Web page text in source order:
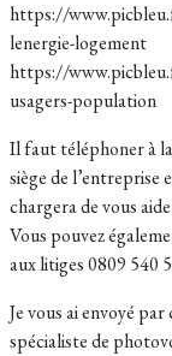
https://
lenergie-logement
https://
usagers-population
Il faut téléphoner à
siège de l’entreprise
chargera de vous
Vous pouvez
aux litiges 0809 540
Je vous ai envoyé
spécialiste de